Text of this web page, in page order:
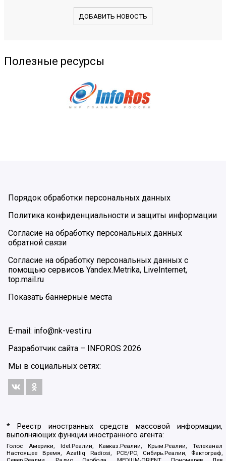
ДОБАВИТЬ НОВОСТЬ
Полезные ресурсы
Порядок обработки персональных данных
Политика конфиденциальности и защиты информации
Согласие на обработку персональных данных
обратной связи
Согласие на обработку персональных данных с
помощью сервисов Yandex.Metrika, LiveInternet,
top.mail.ru
Показать баннерные места
E-mail: info@nk-vesti.ru
Разработчик сайта –
INFOROS 2026
Мы в социальных сетях:
* Реестр иностранных средств массовой информации,
выполняющих функции иностранного агента:
Голос Америки, Idel.Реалии, Кавказ.Реалии, Крым.Реалии, Телеканал
Настоящее Время, Azatliq Radiosi, PCE/PC, Сибирь.Реалии, Фактограф,